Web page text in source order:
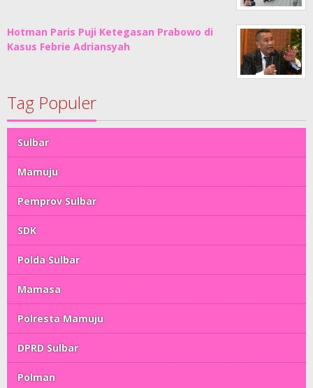
Hotman Paris Puji Ketegasan Prabowo di
Kasus Febrie Adriansyah
Tag Populer
Sulbar
Mamuju
Pemprov Sulbar
SDK
Polda Sulbar
Mamasa
Polresta Mamuju
DPRD Sulbar
Polman